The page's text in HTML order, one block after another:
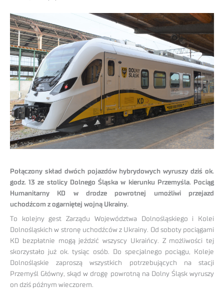
Połączony skład dwóch pojazdów hybrydowych wyruszy dziś ok.
godz. 13 ze stolicy Dolnego Śląska w kierunku Przemyśla. Pociąg
Humanitarny KD w drodze powrotnej umożliwi przejazd
uchodźcom z ogarniętej wojną Ukrainy.
To kolejny gest Zarządu Województwa Dolnośląskiego i Kolei
Dolnośląskich w stronę uchodźców z Ukrainy. Od soboty pociągami
KD bezpłatnie mogą jeździć wszyscy Ukraińcy. Z możliwości tej
skorzystało już ok. tysiąc osób. Do specjalnego pociągu, Koleje
Dolnośląskie zaproszą wszystkich potrzebujących na stacji
Przemyśl Główny, skąd w drogę powrotną na Dolny Śląsk wyruszy
on dziś późnym wieczorem.